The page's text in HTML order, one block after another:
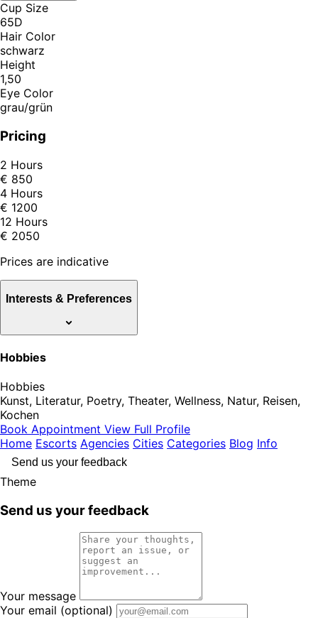
Cup Size
65D
Hair Color
schwarz
Height
1,50
Eye Color
grau/grün
Pricing
2 Hours
€ 850
4 Hours
€ 1200
12 Hours
€ 2050
Prices are indicative
Interests & Preferences
Hobbies
Hobbies
Kunst, Literatur, Poetry, Theater, Wellness, Natur, Reisen,
Kochen
Book Appointment View Full Profile
Home Escorts Agencies Cities Categories Blog Info
Send us your feedback
Theme
Send us your feedback
Your message
Your email (optional)